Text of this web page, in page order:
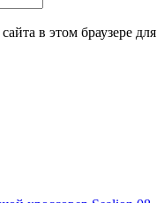
в этом браузере для